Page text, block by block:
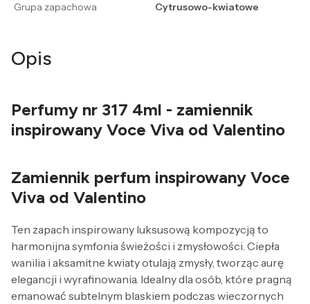
Grupa zapachowa
Cytrusowo-kwiatowe
Opis
Perfumy nr 317 4ml - zamiennik
inspirowany Voce Viva od Valentino
Zamiennik perfum inspirowany Voce
Viva od Valentino
Ten zapach inspirowany luksusową kompozycją to
harmonijna symfonia świeżości i zmysłowości. Ciepła
wanilia i aksamitne kwiaty otulają zmysły, tworząc aurę
elegancji i wyrafinowania. Idealny dla osób, które pragną
emanować subtelnym blaskiem podczas wieczornych